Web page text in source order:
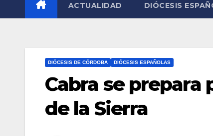
ACTUALIDAD DIÓCESIS
DIÓCESIS DE CÓRDOBA DIÓCESIS ESPAÑOLAS
Cabra se prepara
de la Sierra